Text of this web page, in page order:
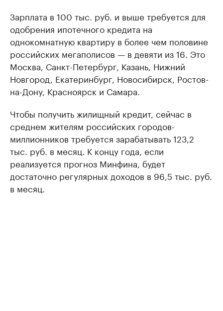
Зарплата в 100 тыс. руб. и выше требуется для
одобрения ипотечного кредита на
однокомнатную квартиру в более чем половине
российских мегаполисов — в девяти из 16. Это
Москва, Санкт-Петербург, Казань, Нижний
Новгород, Екатеринбург, Новосибирск, Ростов-
на-Дону, Красноярск и Самара.
Чтобы получить жилищный кредит, сейчас в
среднем жителям российских городов-
миллионников требуется зарабатывать 123,2
тыс. руб. в месяц. К концу года, если
реализуется прогноз Минфина, будет
достаточно регулярных доходов в 96,5 тыс. руб.
в месяц.